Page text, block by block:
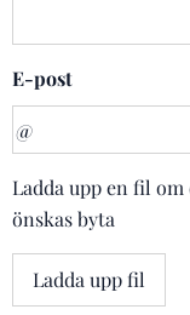
E-post
Ladda upp en fil
önskas byta
Ladda upp fil